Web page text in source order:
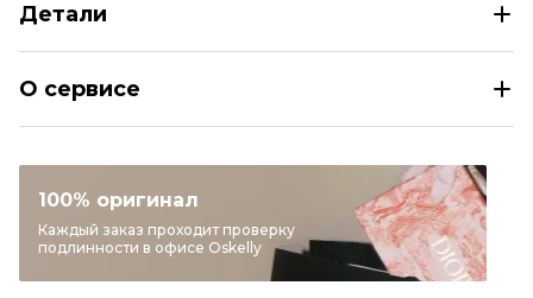
Детали
Категория
Бренд
VERSACE
Материал обуви
Кожа
О сервисе
100% оригинал
Каждый заказ проходит проверку
подлинности в офисе Oskelly